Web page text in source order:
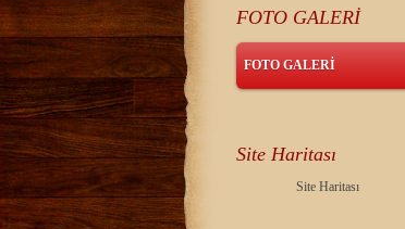
FOTO GALERİ
FOTO GALERİ
Site Haritası
Site Haritası